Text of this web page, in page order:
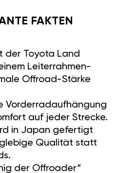
FAKTEN
der Toyota Land
Leiterrahmen-
Offroad-Stärke
Vorderradaufhängung
auf jeder Strecke.
in Japan gefertigt
Qualität statt
der Offroader“